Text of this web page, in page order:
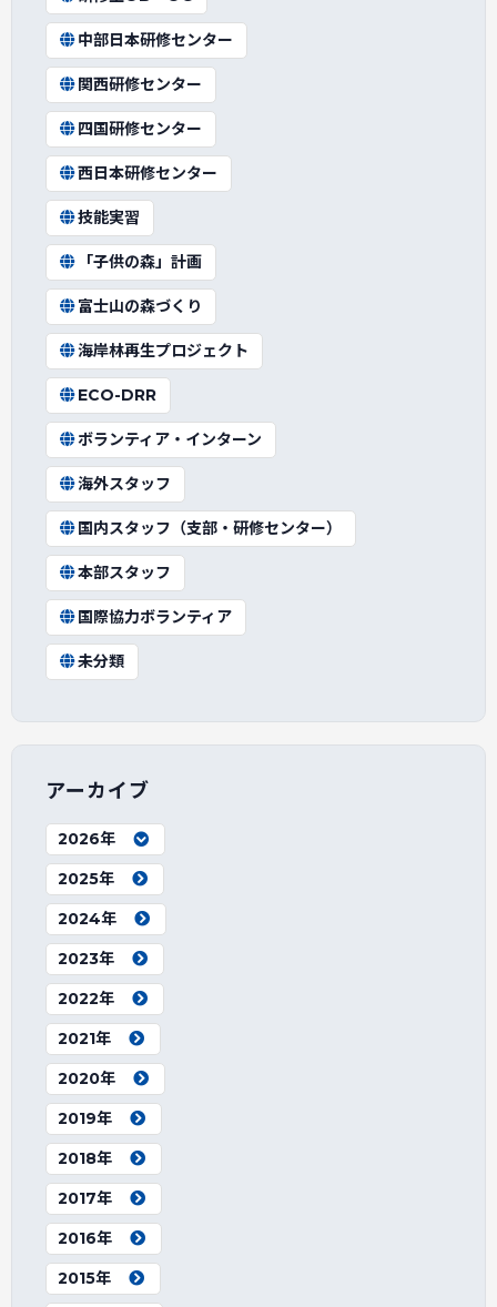
中部日本研修センター
関西研修センター
四国研修センター
西日本研修センター
技能実習
「子供の森」計画
富士山の森づくり
海岸林再生プロジェクト
ECO-DRR
ボランティア・インターン
海外スタッフ
国内スタッフ（支部・研修センター）
本部スタッフ
国際協力ボランティア
未分類
アーカイブ
2026年
2025年
2024年
2023年
2022年
2021年
2020年
2019年
2018年
2017年
2016年
2015年